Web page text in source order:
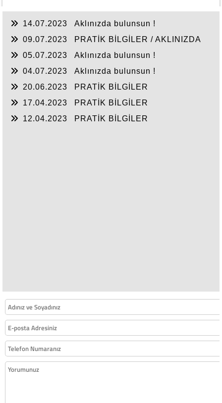
14.07.2023
Aklınızda bulunsun !
09.07.2023
PRATİK BİLGİLER / AKLINIZDA
05.07.2023
Aklınızda bulunsun !
04.07.2023
Aklınızda bulunsun !
20.06.2023
PRATİK BİLGİLER
17.04.2023
PRATİK BİLGİLER
12.04.2023
PRATİK BİLGİLER